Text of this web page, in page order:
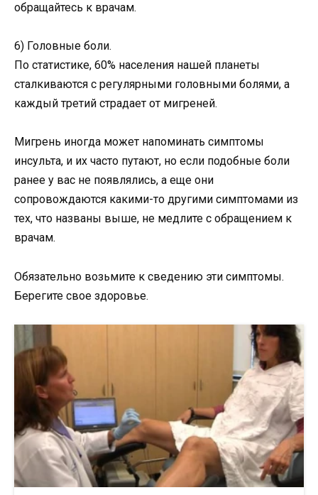
обращайтесь к врачам.
6) Головные боли.
По статистике, 60% населения нашей планеты
сталкиваются с регулярными головными болями, а
каждый третий страдает от мигреней.
Мигрень иногда может напоминать симптомы
инсульта, и их часто путают, но если подобные боли
ранее у вас не появлялись, а еще они
сопровождаются какими-то другими симптомами из
тех, что названы выше, не медлите с обращением к
врачам.
Обязательно возьмите к сведению эти симптомы.
Берегите свое здоровье.